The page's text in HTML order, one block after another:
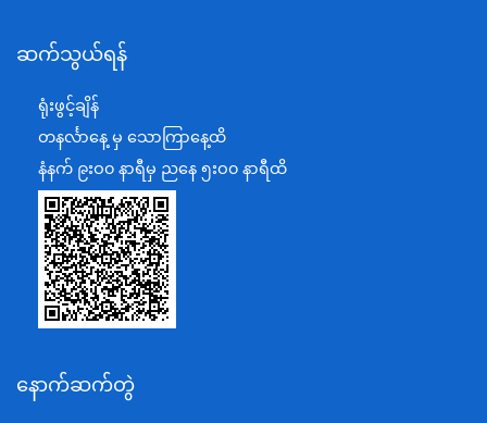
စီမံကိန်း၊ဘဏ္ဍာရေးနှင့်စက်မှုဝန်ကြီးဌာန
အပြည်ပြည်ဆိုင်ရာပူးပေါင်းဆောင်ရွက်ရေးဝန်ကြီးဌာန
ပြန်ကြားရေးဝန်ကြီးဌာန
သာသနာရေးနှင့် ယဉ်ကျေးမှုဝန်ကြီးဌာန
စိုက်ပျိုးရေး၊မွေးမြူရေးနှင့်ဆည်မြောင်းဝန်ကြီးဌာန
ပို့ဆောင်ရေးနှင့်ဆက်သွယ်ရေးဝန်ကြီးဌာန
သယံဇာတနှင့်ပတ်ဝန်းကျင်ထိန်းသိမ်းရေးဝန်ကြီးဌာန
အလုပ်သမား၊လူဝင်မှုကြီးကြပ်ရေးနှင့်ပြည်သူ့အင်အား
ဆက်သွယ်ရန်
ရုံးဖွင့်ချိန်
တနင်္လာနေ့ မှ သောကြာနေ့ထိ
နံနက် ၉းဝ၀ နာရီမှ ညနေ ၅းဝ၀ နာရီထိ
နောက်ဆက်တွဲ